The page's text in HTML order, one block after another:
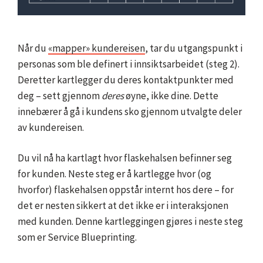
Når du «mapper» kundereisen, tar du utgangspunkt i
personas som ble definert i innsiktsarbeidet (steg 2).
Deretter kartlegger du deres kontaktpunkter med
deg – sett gjennomderesøyne, ikke dine. Dette
innebærer å gå i kundens sko gjennom utvalgte deler
av kundereisen.
Du vil nå ha kartlagt hvor flaskehalsen befinner seg
for kunden. Neste steg er å kartlegge hvor (og
hvorfor) flaskehalsen oppstår internt hos dere – for
det er nesten sikkert at det ikke er i interaksjonen
med kunden. Denne kartleggingen gjøres i neste steg
som er Service Blueprinting.